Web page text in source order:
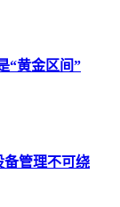
“黄金区间”
管理不可绕